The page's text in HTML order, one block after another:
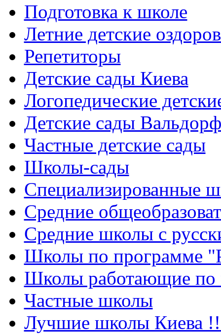
Подготовка к школе
Летние детские
Репетиторы
Детские сады Киева
Логопедические
Детские сады
Частные детские сады
Школы-сады
Cпециализированные
Cредние
Средние школы с
Школы по программе
Школы работающие по
Частные школы
Лучшие школы Киева